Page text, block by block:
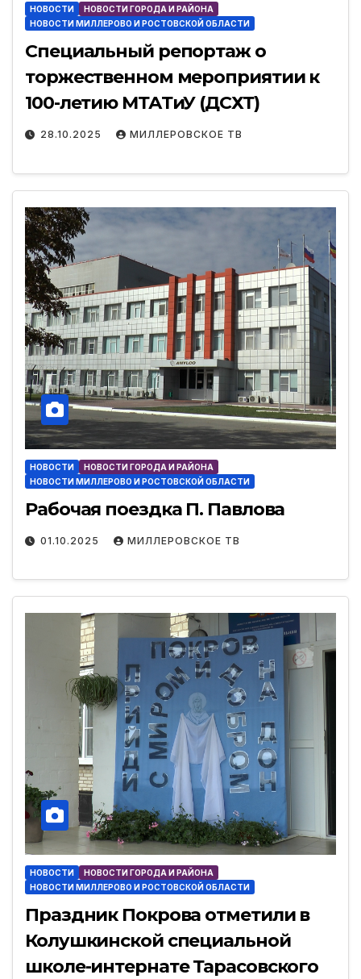
НОВОСТИ
НОВОСТИ ГОРОДА И РАЙОНА
НОВОСТИ МИЛЛЕРОВО И РОСТОВСКОЙ ОБЛАСТИ
Специальный репортаж о
торжественном мероприятии к
100-летию МТАТиУ (ДСХТ)
28.10.2025 МИЛЛЕРОВСКОЕ ТВ
НОВОСТИ
НОВОСТИ ГОРОДА И РАЙОНА
НОВОСТИ МИЛЛЕРОВО И РОСТОВСКОЙ ОБЛАСТИ
Рабочая поездка П. Павлова
01.10.2025 МИЛЛЕРОВСКОЕ ТВ
НОВОСТИ
НОВОСТИ ГОРОДА И РАЙОНА
НОВОСТИ МИЛЛЕРОВО И РОСТОВСКОЙ ОБЛАСТИ
Праздник Покрова отметили в
Колушкинской специальной
школе-интернате Тарасовского